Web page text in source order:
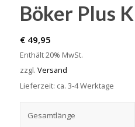
Böker Plus
€49,95
Enthält 20% MwSt.
zzgl. Versand
Lieferzeit: ca. 3-4 Werktage
Gesamtlänge